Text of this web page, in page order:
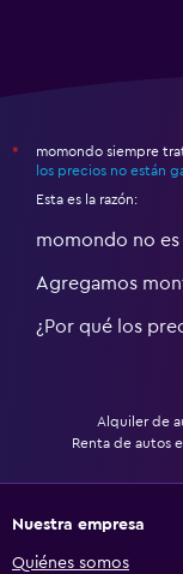
*
momondo siempre
los precios no están
Esta es la razón:
momondo no
Agregamos
¿Por qué los
Alquiler de
Renta de autos
Nuestra empresa
Quiénes somos